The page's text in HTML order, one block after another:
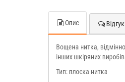
Опис
Вощена нитка,
інших шкіряних
Тип: плоска нитка